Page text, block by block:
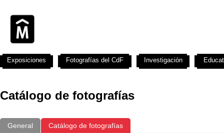
Catálogo de fotografías
General Catálogo de fotografías
Exposiciones Fotografías del CdF Investigación